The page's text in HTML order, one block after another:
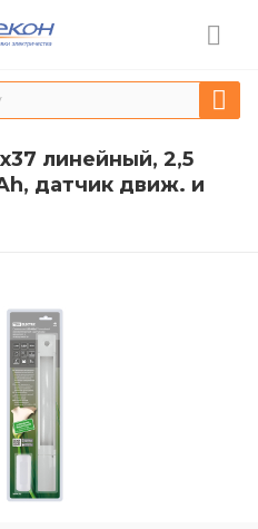
линейный, 2,5
датчик движ. и